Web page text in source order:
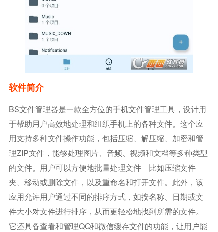
软件简介
BS文件管理器是一款全方位的手机文件管理工具，设计用
于帮助用户高效地处理和组织手机上的各种文件。这个应
用支持多种文件操作功能，包括压缩、解压缩、加密和管
理ZIP文件，能够处理图片、音频、视频和文档等多种类型
的文件。用户可以方便地批量处理文件，比如压缩文件
夹、移动或删除文件，以及重命名和打开文件。此外，该
应用允许用户通过不同的排序方式，如按名称、日期或文
件大小对文件进行排序，从而更轻松地找到所需的文件。
它还具备查看和管理QQ和微信缓存文件的功能，让用户能